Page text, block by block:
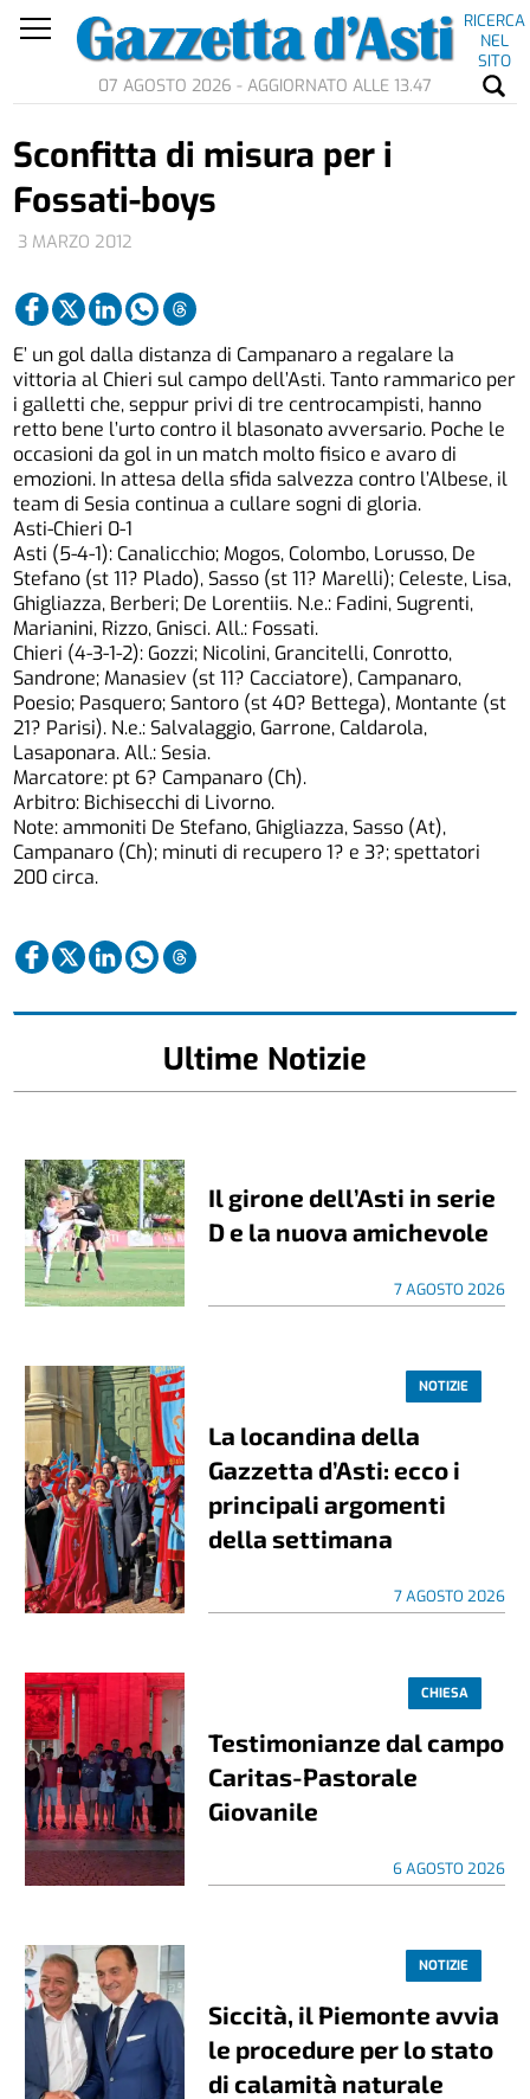
RICERCA
NEL
SITO
07 AGOSTO 2026 - AGGIORNATO ALLE 13.47
3 MARZO 2012
Sconfitta di misura per i
Fossati-boys
E’ un gol dalla distanza di Campanaro a regalare la
vittoria al Chieri sul campo dell’Asti. Tanto rammarico per
i galletti che, seppur privi di tre centrocampisti, hanno
retto bene l’urto contro il blasonato avversario. Poche le
occasioni da gol in un match molto fisico e avaro di
emozioni. In attesa della sfida salvezza contro l’Albese, il
team di Sesia continua a cullare sogni di gloria.
Asti-Chieri 0-1
Asti (5-4-1): Canalicchio; Mogos, Colombo, Lorusso, De
Stefano (st 11? Plado), Sasso (st 11? Marelli); Celeste, Lisa,
Ghigliazza, Berberi; De Lorentiis. N.e.: Fadini, Sugrenti,
Marianini, Rizzo, Gnisci. All.: Fossati.
Chieri (4-3-1-2): Gozzi; Nicolini, Grancitelli, Conrotto,
Sandrone; Manasiev (st 11? Cacciatore), Campanaro,
Poesio; Pasquero; Santoro (st 40? Bettega), Montante (st
21? Parisi). N.e.: Salvalaggio, Garrone, Caldarola,
Lasaponara. All.: Sesia.
Marcatore: pt 6? Campanaro (Ch).
Arbitro: Bichisecchi di Livorno.
Note: ammoniti De Stefano, Ghigliazza, Sasso (At),
Campanaro (Ch); minuti di recupero 1? e 3?; spettatori
200 circa.
Ultime Notizie
Il girone dell’Asti in serie
D e la nuova amichevole
7 AGOSTO 2026
NOTIZIE
La locandina della
Gazzetta d’Asti: ecco i
principali argomenti
della settimana
7 AGOSTO 2026
CHIESA
Testimonianze dal campo
Caritas-Pastorale
Giovanile
6 AGOSTO 2026
NOTIZIE
Siccità, il Piemonte avvia
le procedure per lo stato
di calamità naturale